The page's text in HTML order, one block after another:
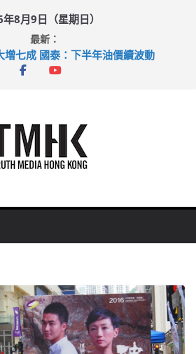
8月9日（星期日）
最新：
增七成 國泰：下半年油價續波動
賽挫維拉 啟德主場館奪錦標